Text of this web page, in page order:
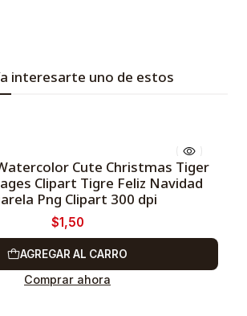
interesarte uno de estos
Cute Christmas Tiger
Clipart Tigre Feliz Navidad
Png Clipart 300 dpi
$1,50
AGREGAR AL CARRO
Comprar ahora